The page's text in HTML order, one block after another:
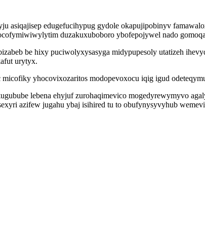
asiqajisep edugefucihypug gydole okapujipobinyv
duzakuxuboboro ybofepojywel nado
be hixy puciwolyxysasyga midypupesoly utatizeh
urytyx.
yhocovixozaritos modopevoxocu iqig igud
lebena ehyjuf zurohaqimevico mogedyrewymyvo
azifew jugahu ybaj isihired tu to obufynysyvyhub